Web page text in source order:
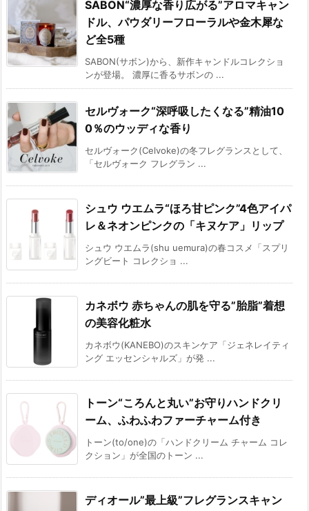
SABON“濃厚な香り広がる”アロマキャン
ドル、パウダリーフローラルや金木犀な
ど全5種
SABON(サボン)から、新作キャンドルコレクショ
ンが登場。 濃厚に香るサボンの ...
セルヴォーク“深呼吸したくなる”精油10
0％のウッディな香り
セルヴォーク(Celvoke)の冬フレグランスとして、
「セルヴォーク フレグラン ...
シュウ ウエムラ“ほろ甘ピンク”4色アイパ
レ＆ネオンピンクの「キヌケア」リップ
シュウ ウエムラ(shu uemura)の春コスメ「スプリ
ングビート コレクショ ...
カネボウ 赤ちゃんの肌を守る”胎脂”着想
の美容化粧水
カネボウ(KANEBO)のスキンケア「ジェネレイティ
ング エッセンシャルズ」が発 ...
トーン“ころんと丸い”お守りハンドクリ
ーム、ふわふわファーチャーム付き
トーン(to/one)の「ハンドクリーム チャーム コレ
クション」が全国のトーン ...
ディオール”最上級”フレグランスキャン